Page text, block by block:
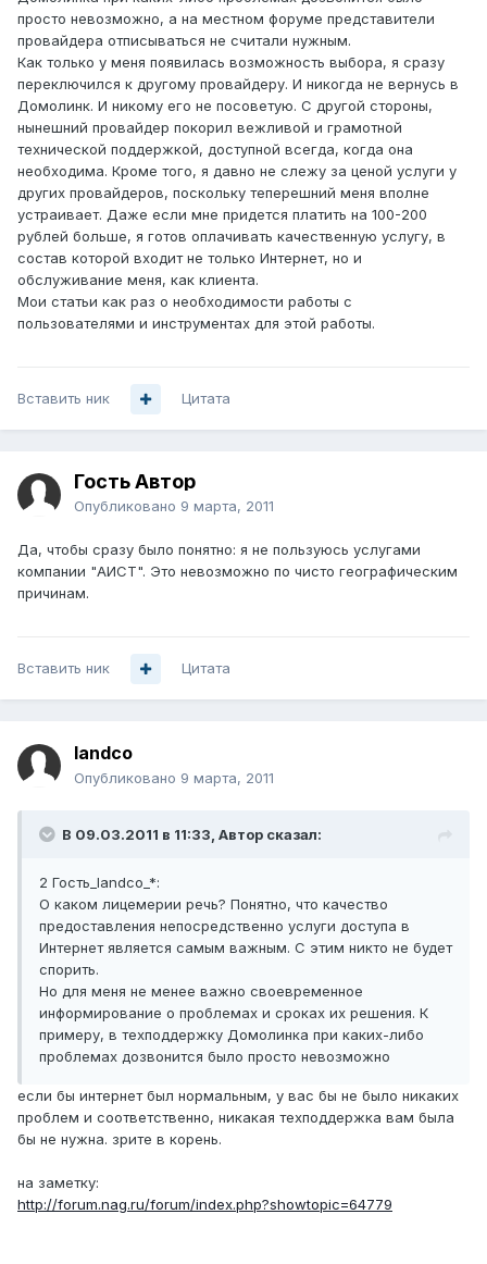
просто невозможно, а на местном форуме представители
провайдера отписываться не считали нужным.
Как только у меня появилась возможность выбора, я сразу
переключился к другому провайдеру. И никогда не вернусь в
Домолинк. И никому его не посоветую. С другой стороны,
нынешний провайдер покорил вежливой и грамотной
технической поддержкой, доступной всегда, когда она
необходима. Кроме того, я давно не слежу за ценой услуги у
других провайдеров, поскольку теперешний меня вполне
устраивает. Даже если мне придется платить на 100-200
рублей больше, я готов оплачивать качественную услугу, в
состав которой входит не только Интернет, но и
обслуживание меня, как клиента.
Мои статьи как раз о необходимости работы с
пользователями и инструментах для этой работы.
Вставить ник Цитата
Гость Автор
Опубликовано 9 марта, 2011
Да, чтобы сразу было понятно: я не пользуюсь услугами
компании "АИСТ". Это невозможно по чисто географическим
причинам.
Вставить ник Цитата
landco
Опубликовано 9 марта, 2011
В 09.03.2011 в 11:33, Автор сказал:
2 Гость_landco_*:
О каком лицемерии речь? Понятно, что качество
предоставления непосредственно услуги доступа в
Интернет является самым важным. С этим никто не будет
спорить.
Но для меня не менее важно своевременное
информирование о проблемах и сроках их решения. К
примеру, в техподдержку Домолинка при каких-либо
проблемах дозвонится было просто невозможно
если бы интернет был нормальным, у вас бы не было никаких
проблем и соответственно, никакая техподдержка вам была
бы не нужна. зрите в корень.
на заметку:
http://forum.nag.ru/forum/index.php?showtopic=64779